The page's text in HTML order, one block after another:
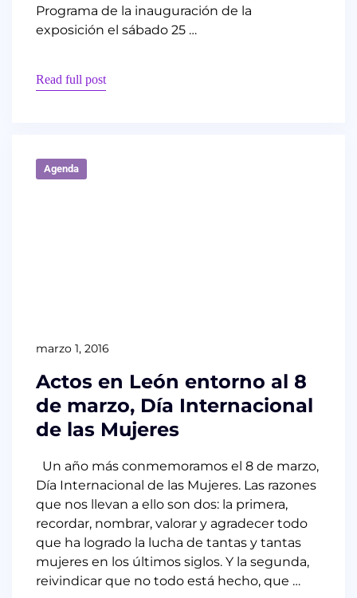
Programa de la inauguración de la
exposición el sábado 25 …
Read full post
Agenda
marzo 1, 2016
Actos en León entorno al 8
de marzo, Día Internacional
de las Mujeres
Un año más conmemoramos el 8 de marzo,
Día Internacional de las Mujeres. Las razones
que nos llevan a ello son dos: la primera,
recordar, nombrar, valorar y agradecer todo
que ha logrado la lucha de tantas y tantas
mujeres en los últimos siglos. Y la segunda,
reivindicar que no todo está hecho, que …